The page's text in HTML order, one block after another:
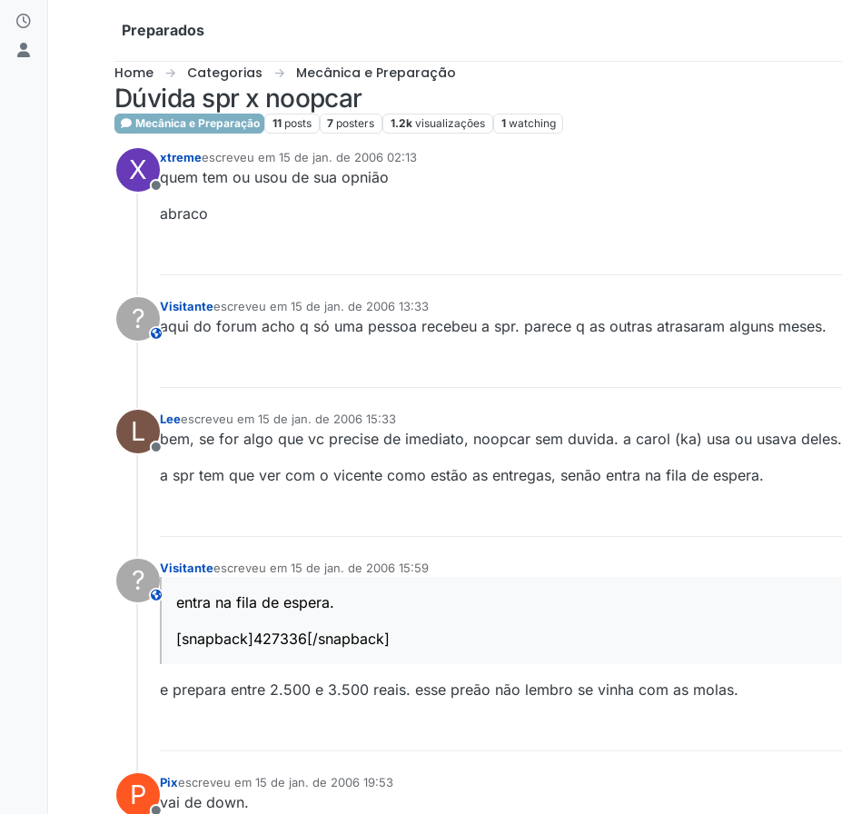
Skip to content
Preparados
Home Categorias Mecânica e Preparação
Dúvida spr x noopcar
Mecânica e Preparação 11 posts 7 posters 1.2k visualizações 1 watching
X
Offline
xtremeescreveu em 15 de jan. de 2006 02:13
última edição por
quem tem ou usou de sua opnião
abraco
? This user is from outside of this forum
Visitanteescreveu em 15 de jan. de 2006 13:33
última edição por
aqui do forum acho q só uma pessoa recebeu a spr. parece q as outras atrasaram alguns meses.
L
Offline
Leeescreveu em 15 de jan. de 2006 15:33
última edição por
bem, se for algo que vc precise de imediato, noopcar sem duvida. a carol (ka) usa ou usava deles.
a spr tem que ver com o vicente como estão as entregas, senão entra na fila de espera.
? This user is from outside of this forum
Visitanteescreveu em 15 de jan. de 2006 15:59
última edição por
entra na fila de espera.
[snapback]427336[/snapback]
e prepara entre 2.500 e 3.500 reais. esse preão não lembro se vinha com as molas.
P Pixescreveu em 15 de jan. de 2006 19:53
última edição por
vai de down.